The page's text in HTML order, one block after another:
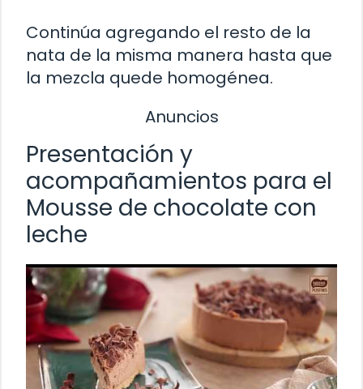
Continúa agregando el resto de la
nata de la misma manera hasta que
la mezcla quede homogénea.
Anuncios
Presentación y
acompañamientos para el
Mousse de chocolate con
leche